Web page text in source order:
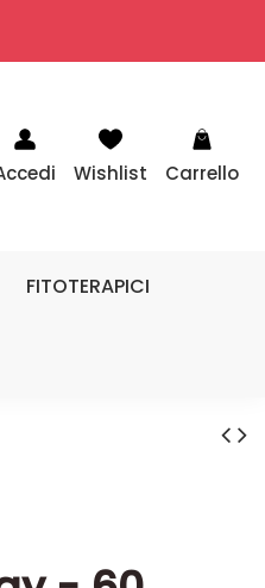
Wishlist Carrello
FITOTERAPICI